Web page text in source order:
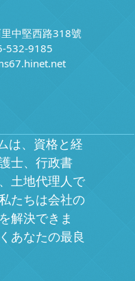
中堅西路318號
532-9185
は、資格と経
士、行政書
土地代理人で
たちは会社の
解決できま
あなたの最良